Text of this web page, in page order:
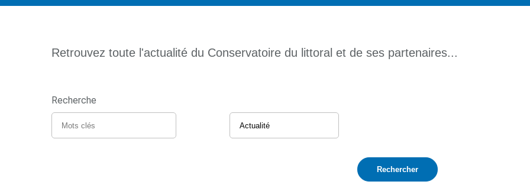
Retrouvez toute l'actualité du Conservatoire du littoral et de ses partenaires...
Recherche